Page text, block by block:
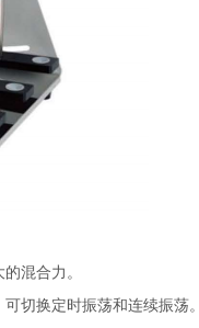
混合力。
切换定时振荡和连续振荡。